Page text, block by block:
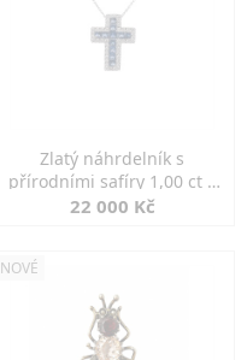
Zlatý náhrdelník s
přírodními safíry 1,00 ct a
diamanty
22 000 Kč
NOVÉ